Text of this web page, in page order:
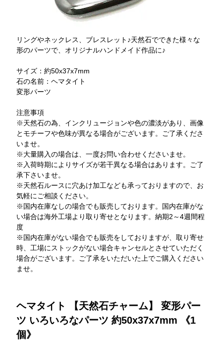
リングやネックレス、ブレスレット♪天然石でできた様々な
形のパーツで、オリジナルハンドメイド作品に♪
サイズ：約50x37x7mm
石の名前：ヘマタイト
変形パーツ
注意事項
※天然石の為、インクリュージョンや色の濃淡があり、画像
とモチーフや色味が異なる場合がございます。ご了承くださ
いませ。
※大量購入の場合は、一度お問い合わせくださいませ。
※入荷時期によりサイズが若干異なる場合はあります。ご了
承下さいませ。
※天然石ルースに穴あけ加工なども承っておりますので、お
気軽にご相談ください。
※国内在庫なしの場合でも販売しております。国内在庫がな
い場合は海外工場より取り寄せとなります。納期2～4週間程
度
※国内在庫がない場合でも販売をしておりますが、取り寄せ
時、工場にストックがない場合キャンセルとさせていただく
場合がございます。ご了承をいただいた上でご購入ください
ませ。
ヘマタイト 【天然石チャーム】 変形パー
ツ いろいろなパーツ 約50x37x7mm 《1
個》